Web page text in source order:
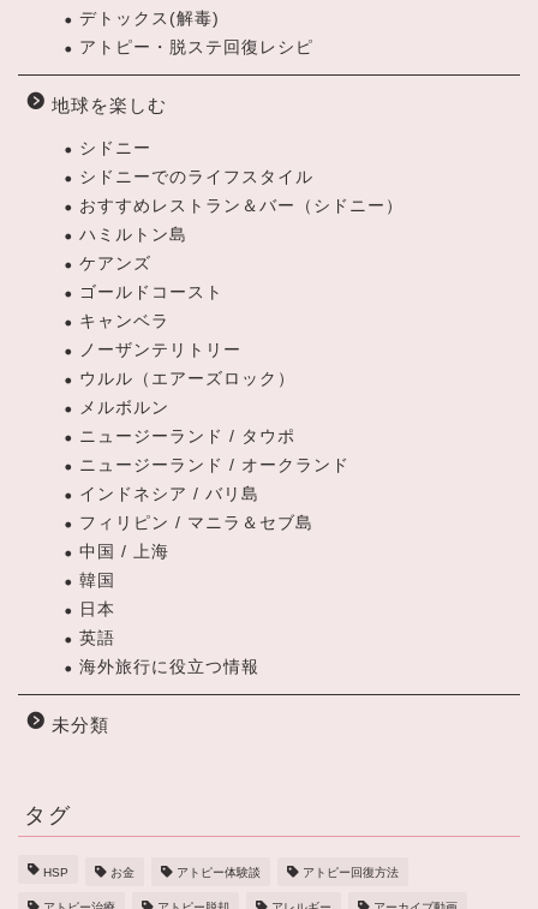
デトックス(解毒)
アトピー・脱ステ回復レシピ
地球を楽しむ
シドニー
シドニーでのライフスタイル
おすすめレストラン＆バー（シドニー）
ハミルトン島
ケアンズ
ゴールドコースト
キャンベラ
ノーザンテリトリー
ウルル（エアーズロック）
メルボルン
ニュージーランド / タウポ
ニュージーランド / オークランド
インドネシア / バリ島
フィリピン / マニラ＆セブ島
中国 / 上海
韓国
日本
英語
海外旅行に役立つ情報
未分類
タグ
HSP お金 アトピー体験談 アトピー回復方法